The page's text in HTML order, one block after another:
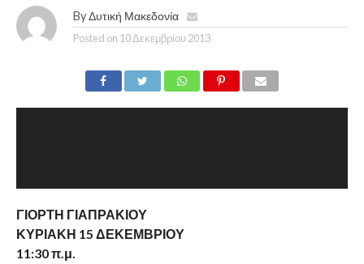
By Δυτική Μακεδονία
Posted on 10 Δεκεμβρίου 2013
ΓΙΟΡΤΗ ΓΙΑΠΡΑΚΙΟΥ
ΚΥΡΙΑΚΗ 15 ΔΕΚΕΜΒΡΙΟΥ
11:30 π.μ.